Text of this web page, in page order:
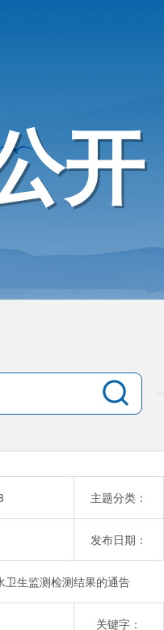
开
主题分类：
发布日期：
卫生监测检测结果的通告
关键字：